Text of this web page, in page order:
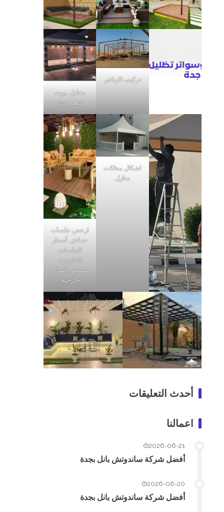
تركيب الهناجر
مقاول بيوت
شعر جدة
اشكال مظلات
منازل
ارخص جلسات
حدائق, أسعار
الجلسات
الخارجية,
مصمم جلسات
خارجية,
أحدث التعليقات
اعمالنا
2026-06-21
أفضل شركة ساندوتش بانل بجدة
2026-06-20
أفضل شركة ساندوتش بانل بجدة